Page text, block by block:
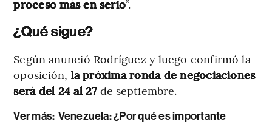
proceso más en serio”.
¿Qué sigue?
Según anunció Rodríguez y luego confirmó la
oposición, la próxima ronda de negociaciones
será del 24 al 27 de septiembre.
Ver más: Venezuela: ¿Por qué es importante